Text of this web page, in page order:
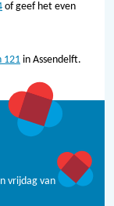
of geef het even
121 in Assendelft.
vrijdag van